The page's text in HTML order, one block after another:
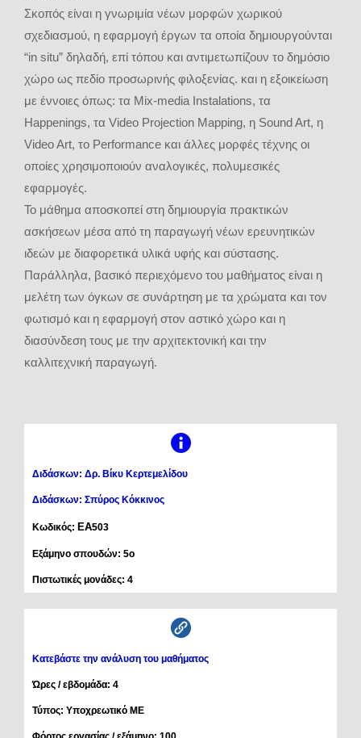
Σκοπός είναι η γνωριμία νέων μορφών χωρικού
σχεδιασμού, η εφαρμογή έργων τα οποία δημιουργούνται
“in situ” δηλαδή, επί τόπου και αντιμετωπίζουν το δημόσιο
χώρο ως πεδίο προσωρινής φιλοξενίας. και η εξοικείωση
με έννοιες όπως: τα Mix-media Instalations, τα
Happenings, τα Video Projection Mapping, η Sound Art, η
Video Art, το Performance και άλλες μορφές τέχνης οι
οποίες χρησιμοποιούν αναλογικές, πολυμεσικές
εφαρμογές.
Το μάθημα αποσκοπεί στη δημιουργία πρακτικών
ασκήσεων μέσα από τη παραγωγή νέων ερευνητικών
ιδεών με διαφορετικά υλικά υφής και σύστασης.
Παράλληλα, βασικό περιεχόμενο του μαθήματος είναι η
μελέτη των όγκων σε συνάρτηση με τα χρώματα και τον
φωτισμό και η εφαρμογή στον αστικό χώρο και η
διασύνδεση τους με την αρχιτεκτονική και την
καλλιτεχνική παραγωγή.
Διδάσκων: Δρ. Βίκυ Κερτεμελίδου
Διδάσκων: Σπύρος Κόκκινος
Κωδικός: ΕΑ503
Εξάμηνο σπουδών: 5ο
Πιστωτικές μονάδες: 4
Κατεβάστε την ανάλυση του μαθήματος
Ώρες / εβδομάδα: 4
Τύπος: Υποχρεωτικό ΜΕ